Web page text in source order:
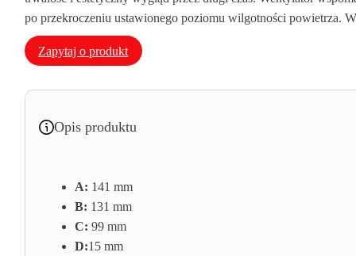
po przekroczeniu ustawionego poziomu wilgotności powietrza.
Zapytaj o produkt
Opis produktu
A: 141 mm
B: 131 mm
C: 99 mm
D:15 mm